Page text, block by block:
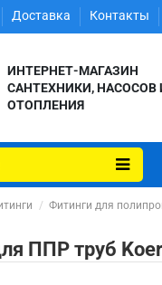
Доставка Контакты
ИНТЕРНЕТ-МАГАЗИН
САНТЕХНИКИ, НАСОСОВ
ОТОПЛЕНИЯ
Фитинги для
ППР труб